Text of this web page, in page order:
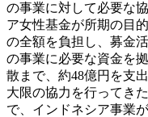
の事業に対して必要な
ア女性基金が所期の目
の全額を負担し、募金
の事業に必要な資金を
散まで、約48億円を支
大限の協力を行ってき
で、インドネシア事業